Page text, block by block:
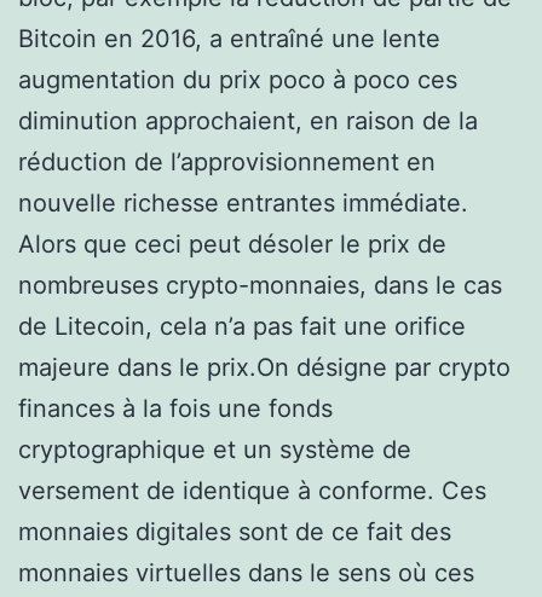
Bitcoin en 2016, a entraîné une lente
augmentation du prix poco à poco ces
diminution approchaient, en raison de la
réduction de l’approvisionnement en
nouvelle richesse entrantes immédiate.
Alors que ceci peut désoler le prix de
nombreuses crypto-monnaies, dans le cas
de Litecoin, cela n’a pas fait une orifice
majeure dans le prix.On désigne par crypto
finances à la fois une fonds
cryptographique et un système de
versement de identique à conforme. Ces
monnaies digitales sont de ce fait des
monnaies virtuelles dans le sens où ces